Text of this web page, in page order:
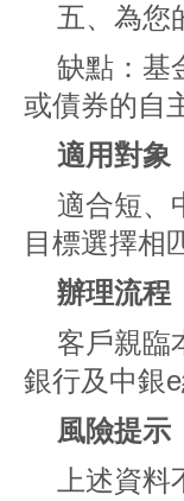
五、為您
缺點：基
或債券的自
適用對象
適合短、
目標選擇相
辦理流程
客戶親臨
銀行及中銀
風險提示
上述資